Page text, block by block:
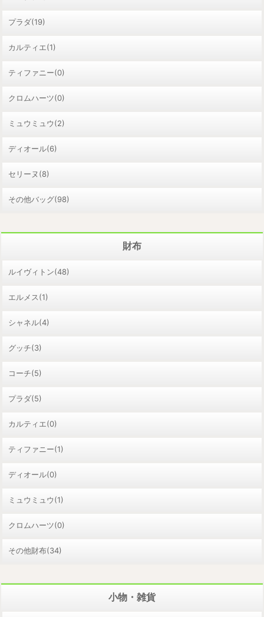
プラダ(19)
カルティエ(1)
ティファニー(0)
クロムハーツ(0)
ミュウミュウ(2)
ディオール(6)
セリーヌ(8)
その他バッグ(98)
財布
ルイヴィトン(48)
エルメス(1)
シャネル(4)
グッチ(3)
コーチ(5)
プラダ(5)
カルティエ(0)
ティファニー(1)
ディオール(0)
ミュウミュウ(1)
クロムハーツ(0)
その他財布(34)
小物・雑貨